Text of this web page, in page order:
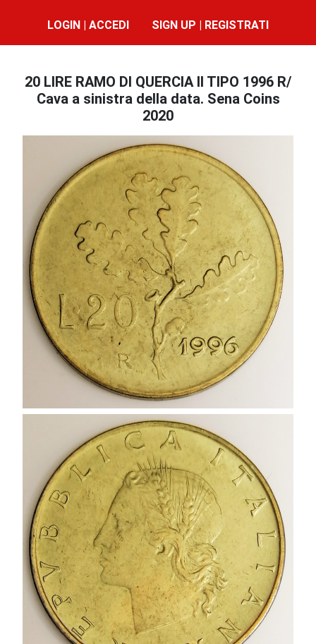
LOGIN | ACCEDI SIGN UP | REGISTRATI
20 LIRE RAMO DI QUERCIA II TIPO 1996 R/
Cava a sinistra della data. Sena Coins
2020